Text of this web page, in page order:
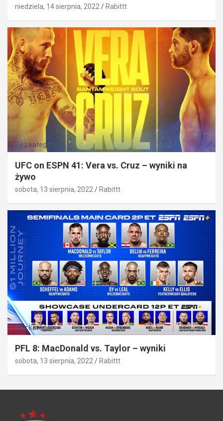
niedziela, 14 sierpnia, 2022 Rabittt
Bez kategorii
UFC on ESPN 41: Vera vs. Cruz – wyniki na
żywo
sobota, 13 sierpnia, 2022 Rabittt
Bez kategorii
PFL 8: MacDonald vs. Taylor – wyniki
sobota, 13 sierpnia, 2022 Rabittt